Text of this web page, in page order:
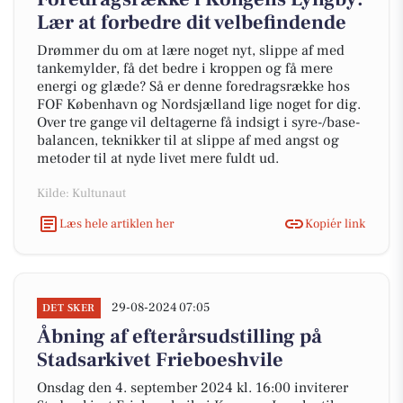
Lær at forbedre dit velbefindende
Drømmer du om at lære noget nyt, slippe af med
tankemylder, få det bedre i kroppen og få mere
energi og glæde? Så er denne foredragsrække hos
FOF København og Nordsjælland lige noget for dig.
Over tre gange vil deltagerne få indsigt i syre-/base-
balancen, teknikker til at slippe af med angst og
metoder til at nyde livet mere fuldt ud.
Kilde: Kultunaut
Læs hele artiklen her
Kopiér link
DET SKER 29-08-2024 07:05
Åbning af efterårsudstilling på
Stadsarkivet Frieboeshvile
Onsdag den 4. september 2024 kl. 16:00 inviterer